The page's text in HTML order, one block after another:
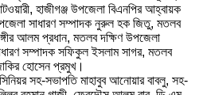
হাজীগঞ্জ উপজেলা বিএনপির আহ্বায়ক
সাধারণ সম্পাদক নুরুল হক জিতু, মতলব
আলম প্রধান, মতলব দক্ষিণ উপজেলা
সম্পাদক সফিকুল ইসলাম সাগর, মতলব
হোসেন প্রমুখ।
সহ-সভাপতি মাহাবুব আনোয়ার বাবলু, সহ-